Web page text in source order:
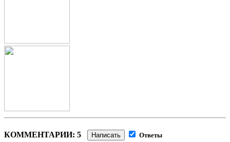
КОММЕНТАРИИ: 5 Написать Ответы